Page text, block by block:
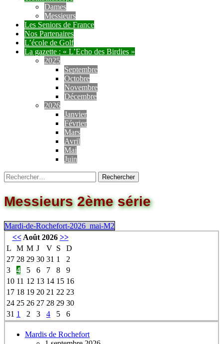
Dames
Messieurs
Les Seniors de France
Nos Partenaires
L’école de Golf
La gazette : « L’Echo des Birdies »
2025
Septembre
Octobre
Novembre
Décembre
2026
Janvier
Février
Mars
Avril
Mai
Juin
Messieurs 2ème série
Mardi-de-Rochefort-2026_mai-M2
<<Août 2026 >>
L
M M J V S
D
27 28 29 30 31 1
2
3
4 5 6 7 8
9
10 11 12 13 14 15 16
17 18 19 20 21 22 23
24 25 26 27 28 29 30
31 1 2 3 4 5 6
Mardis de Rochefort